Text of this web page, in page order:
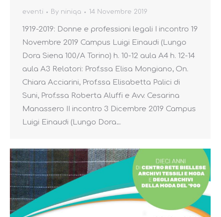
eventi By niniqa 14 Novembre 2019
1919-2019: Donne e professioni legali I incontro 19
Novembre 2019 Campus Luigi Einaudi (Lungo
Dora Siena 100/A Torino) h. 10-12 aula A4 h. 12-14
aula A3 Relatori: Prof.ssa Elisa Mongiano, On.
Chiara Acciarini, Prof.ssa Elisabetta Palici di
Suni, Prof.ssa Roberta Aluffi e Avv. Cesarina
Manassero II incontro 3 Dicembre 2019 Campus
Luigi Einaudi (Lungo Dora…